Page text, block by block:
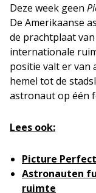
Deze week geen
De Amerikaanse
de prachtplaat
internationale
positie valt er van
hemel tot de
astronaut op één
Lees ook:
Picture
Astronauten
ruimte